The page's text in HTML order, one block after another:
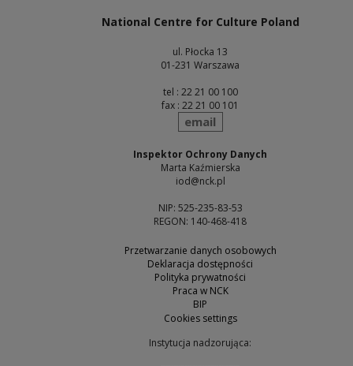
National Centre for Culture Poland
ul. Płocka 13
01-231 Warszawa
tel : 22 21 00 100
fax : 22 21 00 101
send
email
Inspektor Ochrony Danych
Marta Kaźmierska
iod@nck.pl
NIP: 525-235-83-53
REGON: 140-468-418
Przetwarzanie danych osobowych
Deklaracja dostępności
Polityka prywatności
Praca w NCK
BIP
Cookies settings
Instytucja nadzorująca: